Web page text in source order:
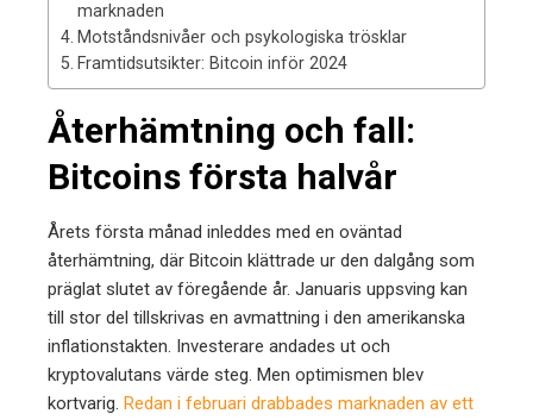
marknaden
Motståndsnivåer och psykologiska trösklar
Framtidsutsikter: Bitcoin inför 2024
Återhämtning och fall:
Bitcoins första halvår
Årets första månad inleddes med en oväntad
återhämtning, där Bitcoin klättrade ur den dalgång som
präglat slutet av föregående år. Januaris uppsving kan
till stor del tillskrivas en avmattning i den amerikanska
inflationstakten. Investerare andades ut och
kryptovalutans värde steg. Men optimismen blev
kortvarig. Redan i februari drabbades marknaden av ett